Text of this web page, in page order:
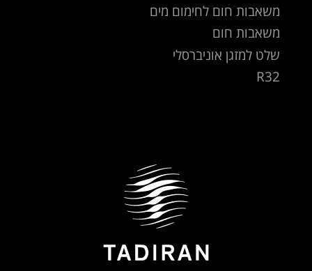
משאבות חום לחימום מים
משאבות חום
שלט למזגן אוניברסלי
R32